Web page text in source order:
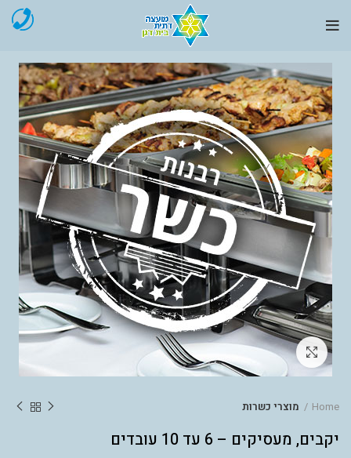
לחץ להגדלה
Home מוצרי כשרות
יקבים, מעסיקים – 6 עד 10 עובדים